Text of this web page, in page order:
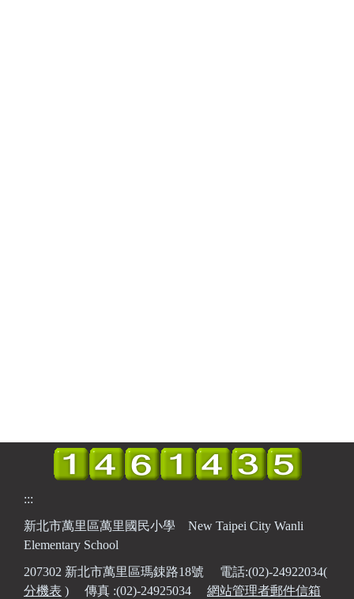
:::
新北市萬里區萬里國民小學 New Taipei City Wanli
Elementary School
207302 新北市萬里區瑪鋉路18號 電話:(02)-24922034(
分機表 ) 傳真 :(02)-24925034 網站管理者郵件信箱